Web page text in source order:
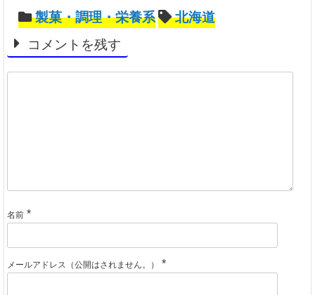
製菓・調理・栄養系
北海道
コメントを残す
名前 *
メールアドレス（公開はされません。） *